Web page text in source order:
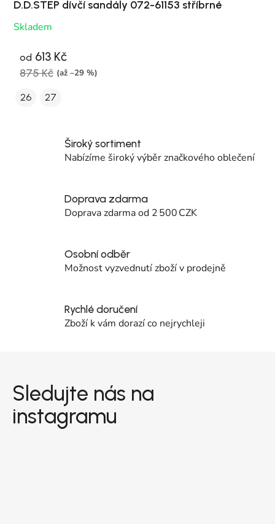
D.D.STEP dívčí sandály 072-61153 stříbrné
Skladem
od 613 Kč
875 Kč (až –29 %)
26 27
Široký sortiment
Nabízíme široký výběr značkového oblečení
Doprava zdarma
Doprava zdarma od 2 500 CZK
Osobní odběr
Možnost vyzvednutí zboží v prodejně
Rychlé doručení
Zboží k vám dorazí co nejrychleji
Sledujte nás na
instagramu